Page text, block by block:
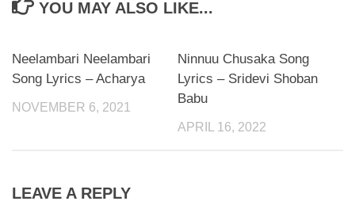
YOU MAY ALSO LIKE...
Neelambari Neelambari
Song Lyrics – Acharya
NOVEMBER 6, 2021
Ninnuu Chusaka Song
Lyrics – Sridevi Shoban
Babu
APRIL 16, 2022
LEAVE A REPLY